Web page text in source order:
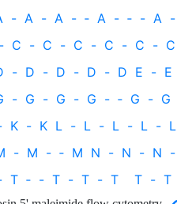
- A - A - ‐ A - ‐ - A -
- C - C - C - C - C - C
- D - D - D - D E - E
- G - G - G - ‐ G - G
K - K L - L - L - L - L
- M - ‐ M N - N - N -
T ‐ - T - T - T T - T